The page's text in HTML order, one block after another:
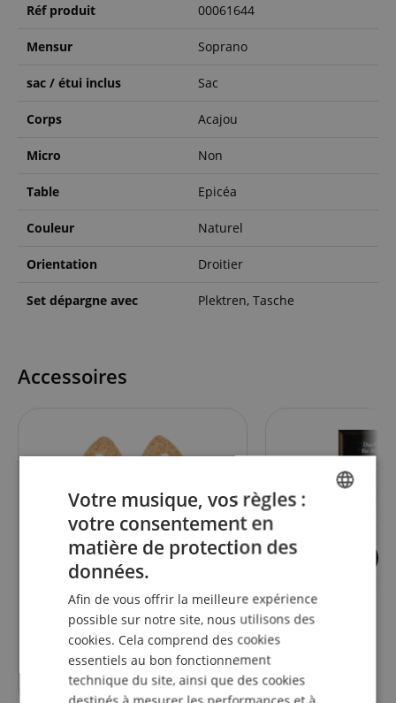
Réf produit 00061644
Mensur Soprano
sac / étui inclus Sac
Corps Acajou
Micro Non
Table Epicéa
Couleur Naturel
Orientation Droitier
Set dépargne avec Plektren, Tasche
Accessoires
2
Ortega OGP-F-S3 Médiators En
Feutre Soft - Pack De 3
6,70€
Grands
FRENCH
SPANISH
Votre musique, vos règles :
votre consentement en
matière de protection des
données.
Afin de vous offrir la meilleure expérience
possible sur notre site, nous utilisons des
cookies. Cela comprend des cookies
essentiels au bon fonctionnement
technique du site, ainsi que des cookies